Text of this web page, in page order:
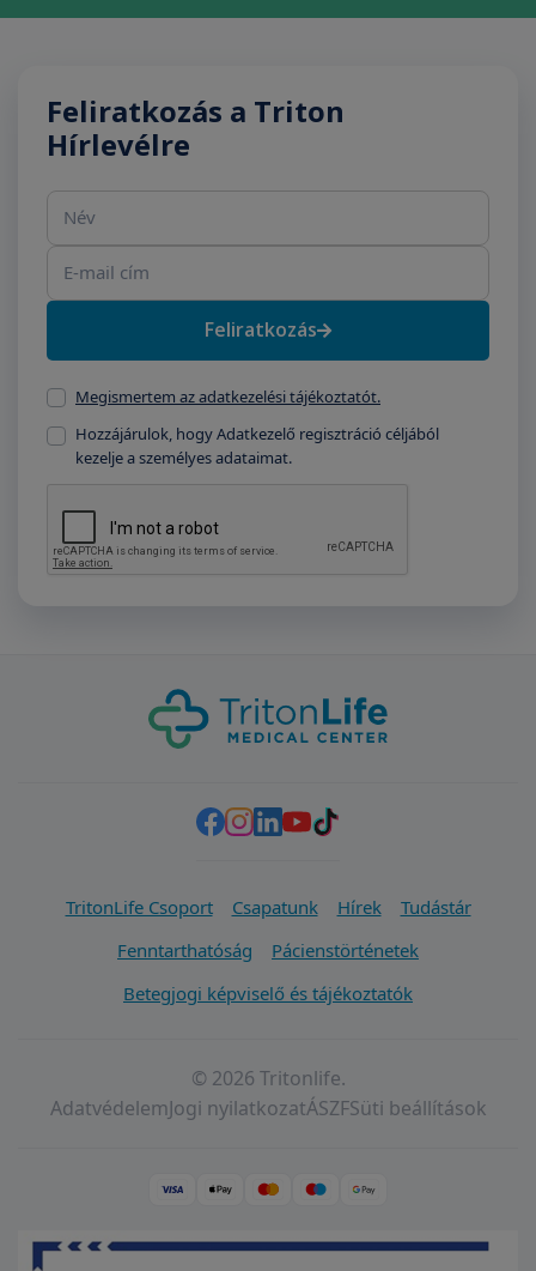
Feliratkozás a Triton
Hírlevélre
Név
E-mail cím
Feliratkozás
Megismertem az adatkezelési tájékoztatót.
Hozzájárulok, hogy Adatkezelő regisztráció céljából
kezelje a személyes adataimat.
TritonLife Csoport Csapatunk Hírek
Tudástár
Fenntarthatóság
Pácienstörténetek
Betegjogi képviselő és tájékoztatók
© 2026 Tritonlife.
AdatvédelemJogi nyilatkozatÁSZFSüti beállítások